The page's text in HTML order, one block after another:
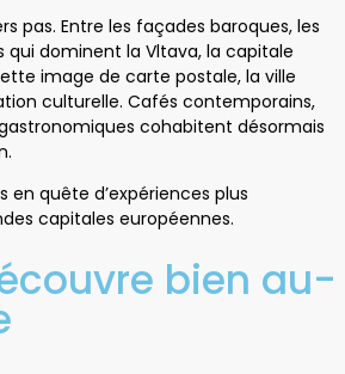
pas. Entre les façades baroques, les
qui dominent la Vltava, la capitale
image de carte postale, la ville
culturelle. Cafés contemporains,
cohabitent désormais
quête d’expériences plus
capitales européennes.
bien au-